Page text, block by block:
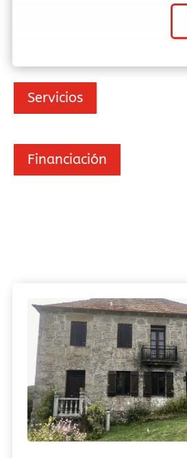
Servicios
Financiación